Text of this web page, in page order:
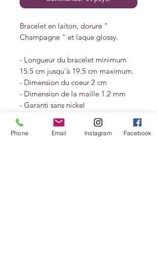
Bracelet en laiton, dorure "
Champagne " et laque glossy.
- Longueur du bracelet minimum
15.5 cm jusqu'à 19.5 cm maximum.
- Dimension du coeur 2 cm
- Dimension de la maille 1.2 mm
- Garanti sans nickel
Livré dans un pochon et une boite
cadeau CHRISTINE DIAGO
Phone Email Instagram Facebook